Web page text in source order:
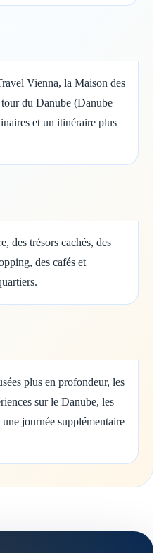
Vienna, la Maison des
du Danube (Danube
et un itinéraire plus
des trésors cachés, des
des cafés et
plus en profondeur, les
sur le Danube, les
journée supplémentaire